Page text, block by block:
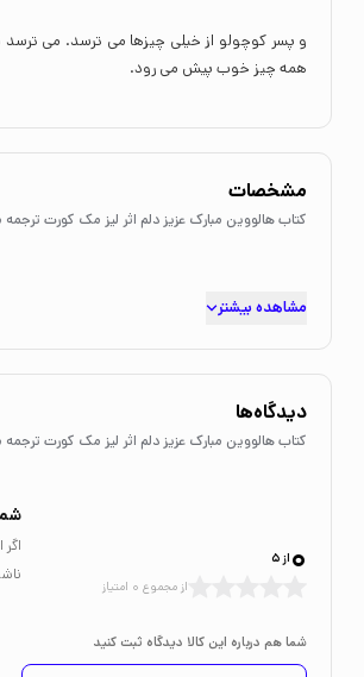
و پسر کوچولو از خیلی چیزها می ترسد. می
همه چیز خوب پیش می رود.
مشخصات
کتاب هالووین مبارک عزیز دلم اثر لیز مک کورت
مشاهده بیشتر
دیدگاه‌ها
کتاب هالووین مبارک عزیز دلم اثر لیز مک کورت
0 از 5
از مجموع 0 امتیاز
شما هم درباره این کالا دیدگاه ثبت کنید